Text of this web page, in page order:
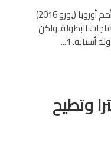
بعد تأهل أيسلندا لربع نهائي كأس أمم أوروبا (يورو 2016)
البطولة، ولكن
1...
وتطيح